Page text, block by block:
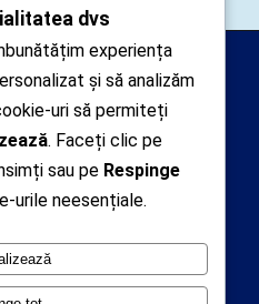
Interactive © 2010-
drepturile rezervate.
caracter personal
administrate de un
a Prelucrarii Datelor cu
dvs
experiența
și să analizăm
uri să permiteți
. Faceți clic pe
sau pe Respinge
urile neesențiale.